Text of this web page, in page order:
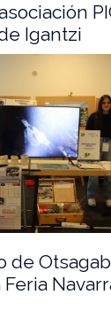
Igantzi
de